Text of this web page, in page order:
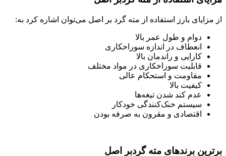
از مزایای بارز استفاده از مته گرد بر اصل می‌توان اشاره کرد به:
دوام و طول عمر بالا
انعطاف در اندازه سوراخکاری
کارایی و راندمان بالا
قابلیت سوراخکاری در مواد مختلف
مقاومت و استحکام عالی
کیفیت بالا
عدم کند شدن تیغه‌ها
سیستم خنک‌کنندگی خودکار
اقتصادی و مقرون به صرفه بودن
برترین برندهای مته گردبر اصل